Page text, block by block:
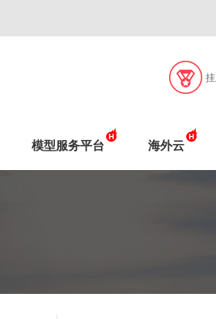
模型服务平台 海外云